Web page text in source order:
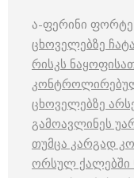
ა-ფერინი ფორტე
ცხოველებზე
რისკს
ცხოველებზე
გამოავლინეს
თუმცა კარგად
ორსულ ქალებში